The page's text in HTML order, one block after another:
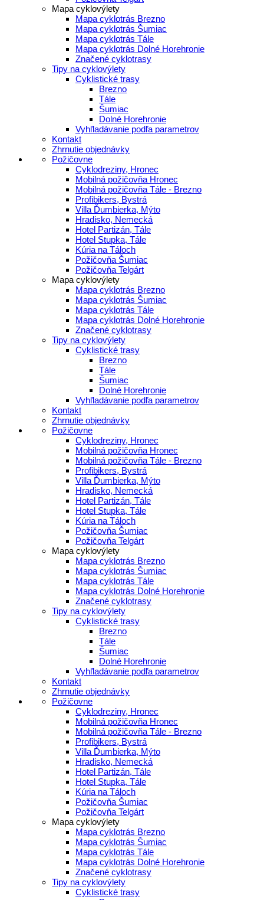
Mapa cyklovýlety
Mapa cyklotrás Brezno
Mapa cyklotrás Šumiac
Mapa cyklotrás Tále
Mapa cyklotrás Dolné Horehronie
Značené cyklotrasy
Tipy na cyklovýlety
Cyklistické trasy
Brezno
Tále
Šumiac
Dolné Horehronie
Vyhľladávanie podľa parametrov
Kontakt
Zhrnutie objednávky
Požičovne
Cyklodreziny, Hronec
Mobilná požičovňa Hronec
Mobilná požičovňa Tále - Brezno
Profibikers, Bystrá
Villa Ďumbierka, Mýto
Hradisko, Nemecká
Hotel Partizán, Tále
Hotel Stupka, Tále
Kúria na Táloch
Požičovňa Šumiac
Požičovňa Telgárt
Mapa cyklovýlety
Mapa cyklotrás Brezno
Mapa cyklotrás Šumiac
Mapa cyklotrás Tále
Mapa cyklotrás Dolné Horehronie
Značené cyklotrasy
Tipy na cyklovýlety
Cyklistické trasy
Brezno
Tále
Šumiac
Dolné Horehronie
Vyhľladávanie podľa parametrov
Kontakt
Zhrnutie objednávky
Požičovne
Cyklodreziny, Hronec
Mobilná požičovňa Hronec
Mobilná požičovňa Tále - Brezno
Profibikers, Bystrá
Villa Ďumbierka, Mýto
Hradisko, Nemecká
Hotel Partizán, Tále
Hotel Stupka, Tále
Kúria na Táloch
Požičovňa Šumiac
Požičovňa Telgárt
Mapa cyklovýlety
Mapa cyklotrás Brezno
Mapa cyklotrás Šumiac
Mapa cyklotrás Tále
Mapa cyklotrás Dolné Horehronie
Značené cyklotrasy
Tipy na cyklovýlety
Cyklistické trasy
Brezno
Tále
Šumiac
Dolné Horehronie
Vyhľladávanie podľa parametrov
Kontakt
Zhrnutie objednávky
Požičovne
Cyklodreziny, Hronec
Mobilná požičovňa Hronec
Mobilná požičovňa Tále - Brezno
Profibikers, Bystrá
Villa Ďumbierka, Mýto
Hradisko, Nemecká
Hotel Partizán, Tále
Hotel Stupka, Tále
Kúria na Táloch
Požičovňa Šumiac
Požičovňa Telgárt
Mapa cyklovýlety
Mapa cyklotrás Brezno
Mapa cyklotrás Šumiac
Mapa cyklotrás Tále
Mapa cyklotrás Dolné Horehronie
Značené cyklotrasy
Tipy na cyklovýlety
Cyklistické trasy